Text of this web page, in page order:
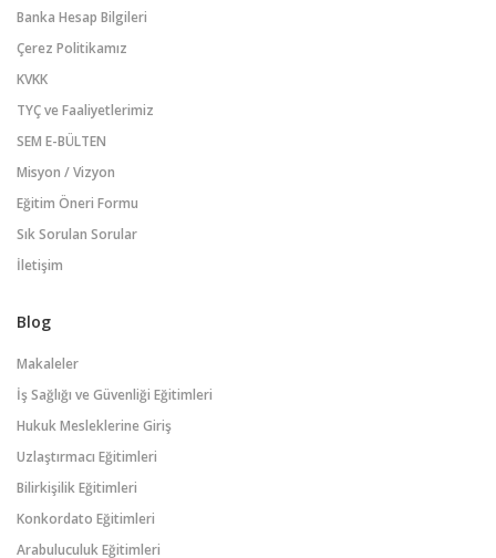
Banka Hesap Bilgileri
Çerez Politikamız
KVKK
TYÇ ve Faaliyetlerimiz
SEM E-BÜLTEN
Misyon / Vizyon
Eğitim Öneri Formu
Sık Sorulan Sorular
İletişim
Blog
Makaleler
İş Sağlığı ve Güvenliği Eğitimleri
Hukuk Mesleklerine Giriş
Uzlaştırmacı Eğitimleri
Bilirkişilik Eğitimleri
Konkordato Eğitimleri
Arabuluculuk Eğitimleri